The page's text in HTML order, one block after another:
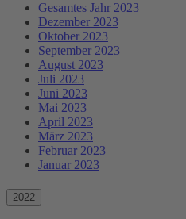
Gesamtes Jahr 2023
Dezember 2023
Oktober 2023
September 2023
August 2023
Juli 2023
Juni 2023
Mai 2023
April 2023
März 2023
Februar 2023
Januar 2023
2022